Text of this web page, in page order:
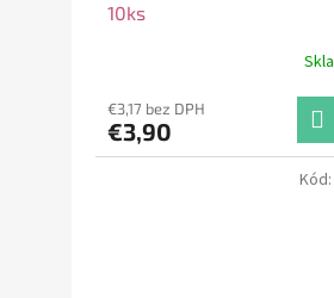
10ks
€3,17 bez DPH
€3,90
Kód: